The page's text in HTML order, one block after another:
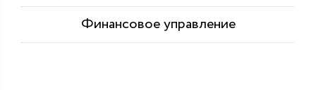
Финансовое управление